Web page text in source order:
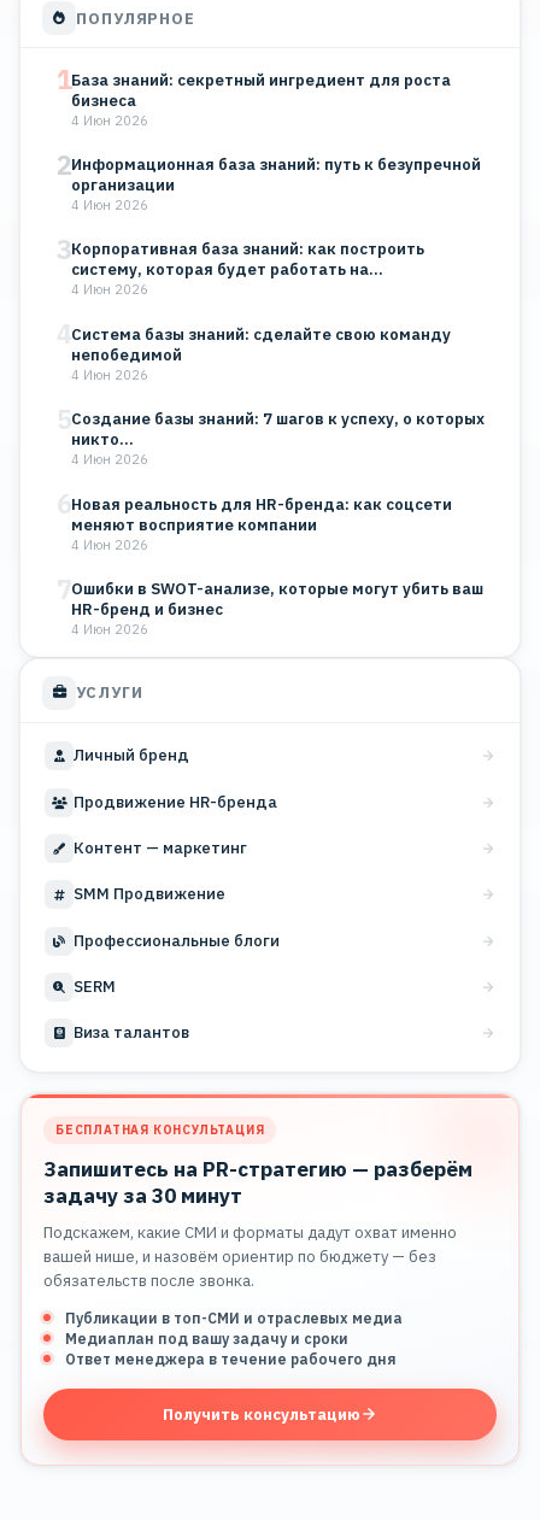
ПОПУЛЯРНОЕ
1База знаний: секретный ингредиент для роста
бизнеса
4 Июн 2026
2Информационная база знаний: путь к безупречной
организации
4 Июн 2026
3Корпоративная база знаний: как построить
систему, которая будет работать на…
4 Июн 2026
4Система базы знаний: сделайте свою команду
непобедимой
4 Июн 2026
5Создание базы знаний: 7 шагов к успеху, о которых
никто…
4 Июн 2026
6Новая реальность для HR-бренда: как соцсети
меняют восприятие компании
4 Июн 2026
7Ошибки в SWOT-анализе, которые могут убить ваш
HR-бренд и бизнес
4 Июн 2026
УСЛУГИ
Личный бренд
Продвижение HR-бренда
Контент — маркетинг
SMM Продвижение
Профессиональные блоги
SERM
Виза талантов
БЕСПЛАТНАЯ КОНСУЛЬТАЦИЯ
Запишитесь на PR-стратегию — разберём
задачу за 30 минут
Подскажем, какие СМИ и форматы дадут охват именно
вашей нише, и назовём ориентир по бюджету — без
обязательств после звонка.
Публикации в топ-СМИ и отраслевых медиа
Медиаплан под вашу задачу и сроки
Ответ менеджера в течение рабочего дня
Получить консультацию